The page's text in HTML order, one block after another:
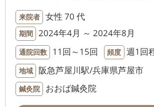
来院者 女性 70 代
期間 2024年4月 ～ 2024年8月
通院回数 11回～15回 頻度 週1回
地域 阪急芦屋川駅/兵庫県芦屋市
鍼灸院 おおば鍼灸院